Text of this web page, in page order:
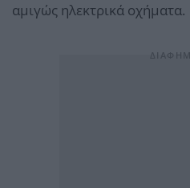
αμιγώς ηλεκτρικά οχήματα.